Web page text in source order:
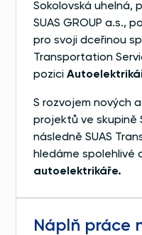
Sokolovská uhelná,
SUAS GROUP a.s.,
pro svoji dceřinou
Transportation
pozici
S rozvojem nových
projektů ve skupině
následně SUAS
hledáme spolehlivé
autoelektrikáře.
Náplň práce